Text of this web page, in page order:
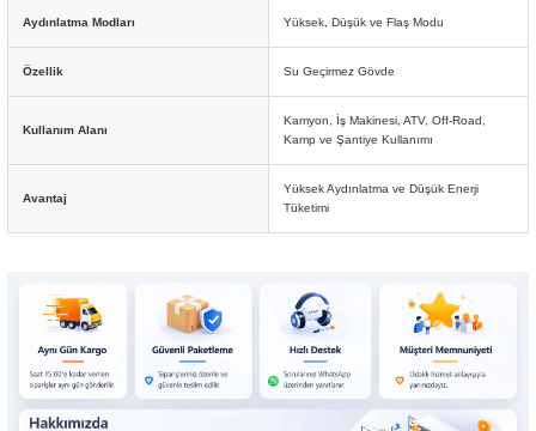
Aydınlatma Modları Yüksek, Düşük ve Flaş Modu
Özellik Su Geçirmez Gövde
Kullanım Alanı
Kamyon, İş Makinesi, ATV, Off-Road,
Kamp ve Şantiye Kullanımı
Avantaj
Yüksek Aydınlatma ve Düşük Enerji
Tüketimi